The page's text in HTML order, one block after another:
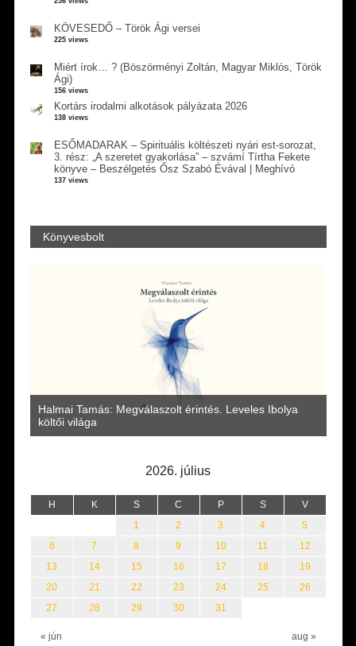
KÖVESEDŐ – Török Ági versei
225 views
Miért írok… ? (Böszörményi Zoltán, Magyar Miklós, Török
Ági)
156 views
Kortárs irodalmi alkotások pályázata 2026
138 views
ESŐMADARAK – Spirituális költészeti nyári est-sorozat,
3. rész: „A szeretet gyakorlása” – szvámí Tírtha Fekete
könyve – Beszélgetés Ősz Szabó Évával | Meghívó
137 views
Könyvesbolt
Halmai Tamás: Megválaszolt érintés. Leveles Ibolya
költői világa
2026. július
H K S C P S V
« jún aug »
1 2 3 4
5
6
7 8 9 10 11
12
13
14 15 16 17 18
19
20
21 22 23 24 25
26
27
28 29 30 31